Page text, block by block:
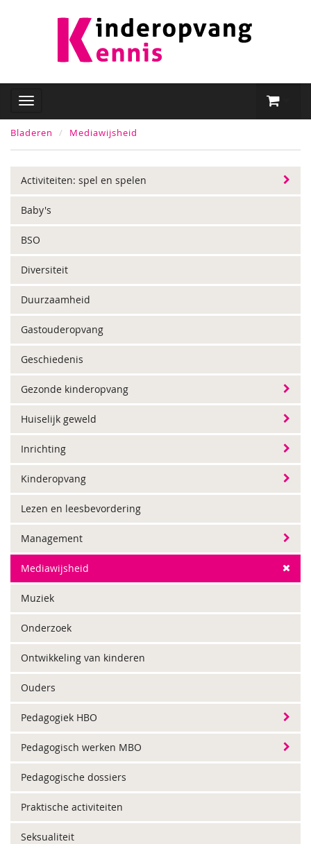
Bladeren Mediawijsheid
Activiteiten: spel en spelen
Baby's
BSO
Diversiteit
Duurzaamheid
Gastouderopvang
Geschiedenis
Gezonde kinderopvang
Huiselijk geweld
Inrichting
Kinderopvang
Lezen en leesbevordering
Management
Mediawijsheid
Muziek
Onderzoek
Ontwikkeling van kinderen
Ouders
Pedagogiek HBO
Pedagogisch werken MBO
Pedagogische dossiers
Praktische activiteiten
Seksualiteit